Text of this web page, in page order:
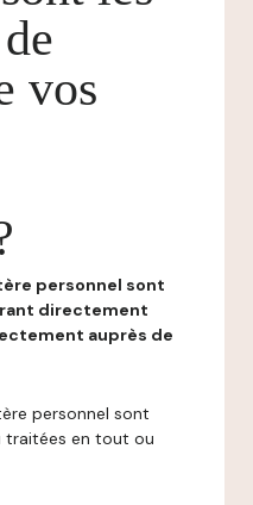
vos
personnel sont
directement
auprès de
personnel sont
en tout ou